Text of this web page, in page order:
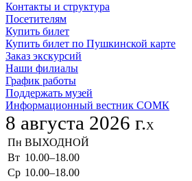
Контакты и структура
Посетителям
Купить билет
Купить билет по Пушкинской карте
Заказ экскурсий
Наши филиалы
График работы
Поддержать музей
Информационный вестник СОМК
8 августа 2026 г.X
Пн ВЫХОДНОЙ
Вт 10.00–18.00
Ср 10.00–18.00